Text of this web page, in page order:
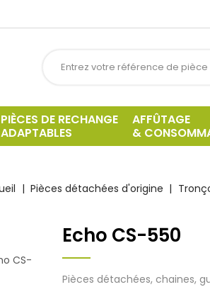
PIÈCES DE RECHANGE
ADAPTABLES
AFFÛTAGE
&
Pièces détachées d'origine
CS-
Echo CS-550
Pièces détachées, chaines,